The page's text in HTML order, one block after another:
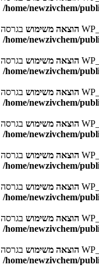
/home/newzivchem/
הוצאה משימוש בגרסה 6.3.0! יש להשתמש ב- WP_Scripts::get_inline_script_data() or WP_Scripts::get_inline_script_tag() במקום. in
/home/newzivchem/
הוצאה משימוש בגרסה 6.3.0! יש להשתמש ב- WP_Scripts::get_inline_script_data() or WP_Scripts::get_inline_script_tag() במקום. in
/home/newzivchem/
הוצאה משימוש בגרסה 6.3.0! יש להשתמש ב- WP_Scripts::get_inline_script_data() or WP_Scripts::get_inline_script_tag() במקום. in
/home/newzivchem/
הוצאה משימוש בגרסה 6.3.0! יש להשתמש ב- WP_Scripts::get_inline_script_data() or WP_Scripts::get_inline_script_tag() במקום. in
/home/newzivchem/
הוצאה משימוש בגרסה 6.3.0! יש להשתמש ב- WP_Scripts::get_inline_script_data() or WP_Scripts::get_inline_script_tag() במקום. in
/home/newzivchem/
הוצאה משימוש בגרסה 6.3.0! יש להשתמש ב- WP_Scripts::get_inline_script_data() or WP_Scripts::get_inline_script_tag() במקום. in
/home/newzivchem/
הוצאה משימוש בגרסה 6.3.0! יש להשתמש ב- WP_Scripts::get_inline_script_data() or WP_Scripts::get_inline_script_tag() במקום. in
/home/newzivchem/
הוצאה משימוש בגרסה 6.3.0! יש להשתמש ב- WP_Scripts::get_inline_script_data() or WP_Scripts::get_inline_script_tag() במקום. in
/home/newzivchem/